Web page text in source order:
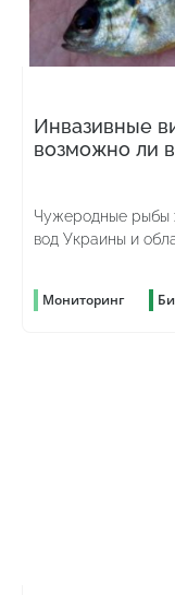
Инвазивные
возможно ли
Чужеродные рыбы
вод Украины и
Мониторинг